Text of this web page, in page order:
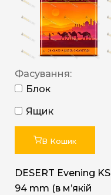
Фасування:
Блок
Ящик
В Кошик
DESERT Evening KS
94 mm (в мʼякій